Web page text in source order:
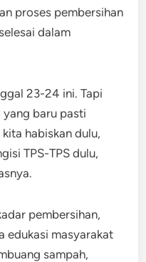
proses pembersihan
dalam
23-24 ini. Tapi
yang baru pasti
habiskan dulu,
TPS-TPS dulu,
pembersihan,
edukasi masyarakat
sampah,